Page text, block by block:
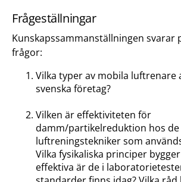
Frågeställningar
Kunskapssammanställningen svarar
frågor:
Vilka typer av mobila luftrenare
svenska företag?
Vilken är effektiviteten för
damm/partikelreduktion hos
luftreningstekniker som
Vilka fysikaliska principer
effektiva är de i